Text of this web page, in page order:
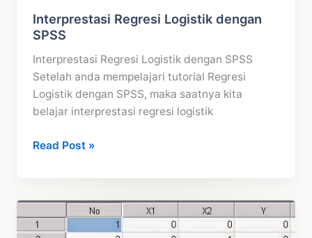
Interprestasi Regresi Logistik dengan
SPSS
Interprestasi Regresi Logistik dengan SPSS
Setelah anda mempelajari tutorial Regresi
Logistik dengan SPSS, maka saatnya kita
belajar interprestasi regresi logistik
Interprestasi
SPSS
Read Post »